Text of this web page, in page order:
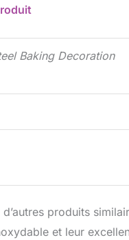
Baking Decoration
produits
et leur